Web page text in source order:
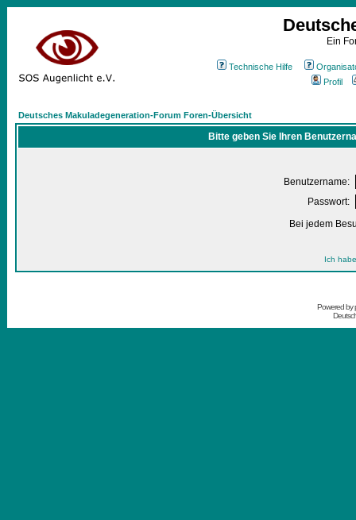
Ein
Technische Hilfe
Profil
Deutsches Makuladegeneration-Forum Foren-Übersicht
Bitte geben Sie Ihren
Benutzername:
Passwort:
Bei jedem
Ich
Powered by